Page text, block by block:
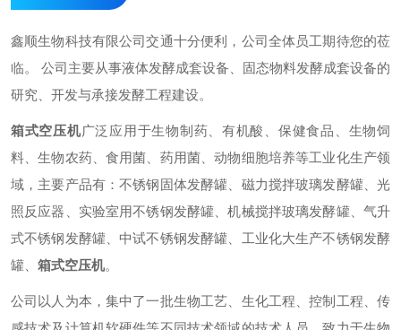
鑫顺生物科技有限公司交通十分便利，公司全体员工期待您的莅
临。 公司主要从事液体发酵成套设备、固态物料发酵成套设备的
研究、开发与承接发酵工程建设。
箱式空压机广泛应用于生物制药、有机酸、保健食品、生物饲
料、生物农药、食用菌、药用菌、动物细胞培养等工业化生产领
域，主要产品有：不锈钢固体发酵罐、磁力搅拌玻璃发酵罐、光
照反应器、实验室用不锈钢发酵罐、机械搅拌玻璃发酵罐、气升
式不锈钢发酵罐、中试不锈钢发酵罐、工业化大生产不锈钢发酵
罐、 箱式空压机。
公司以人为本，集中了一批生物工艺、生化工程、控制工程、传